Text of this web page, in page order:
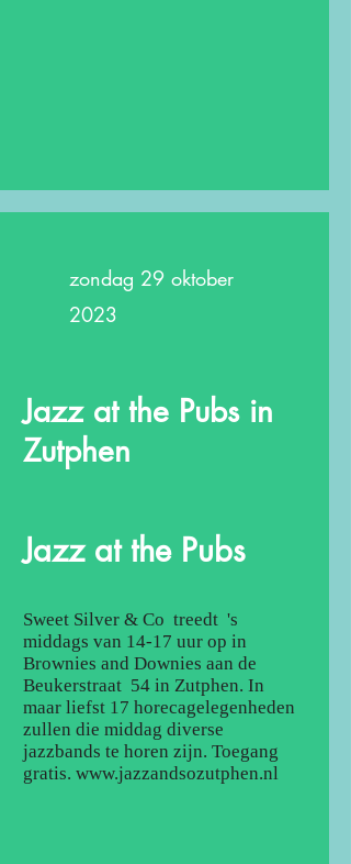
zondag 29 oktober
2023
Jazz at the Pubs in
Zutphen
Jazz at the Pubs
Sweet Silver & Co treedt 's
middags van 14-17 uur op in
Brownies and Downies aan de
Beukerstraat 54 in Zutphen. In
maar liefst 17 horecagelegenheden
zullen die middag diverse
jazzbands te horen zijn. Toegang
gratis. www.jazzandsozutphen.nl